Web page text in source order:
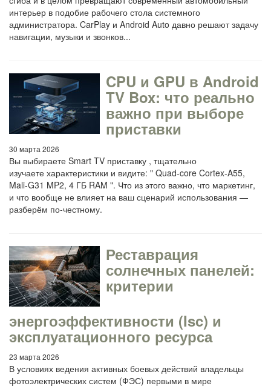
интерьер в подобие рабочего стола системного
администратора. CarPlay и Android Auto давно решают задачу
навигации, музыки и звонков...
CPU и GPU в Android
TV Box: что реально
важно при выборе
приставки
30 марта 2026
Вы выбираете Smart TV приставку , тщательно
изучаете характеристики и видите: " Quad-core Cortex-A55,
Mali-G31 MP2, 4 ГБ RAM ". Что из этого важно, что маркетинг,
и что вообще не влияет на ваш сценарий использования —
разберём по-честному.
Реставрация
солнечных панелей:
критерии
энергоэффективности (Isc) и
эксплуатационного ресурса
23 марта 2026
В условиях ведения активных боевых действий владельцы
фотоэлектрических систем (ФЭС) первыми в мире